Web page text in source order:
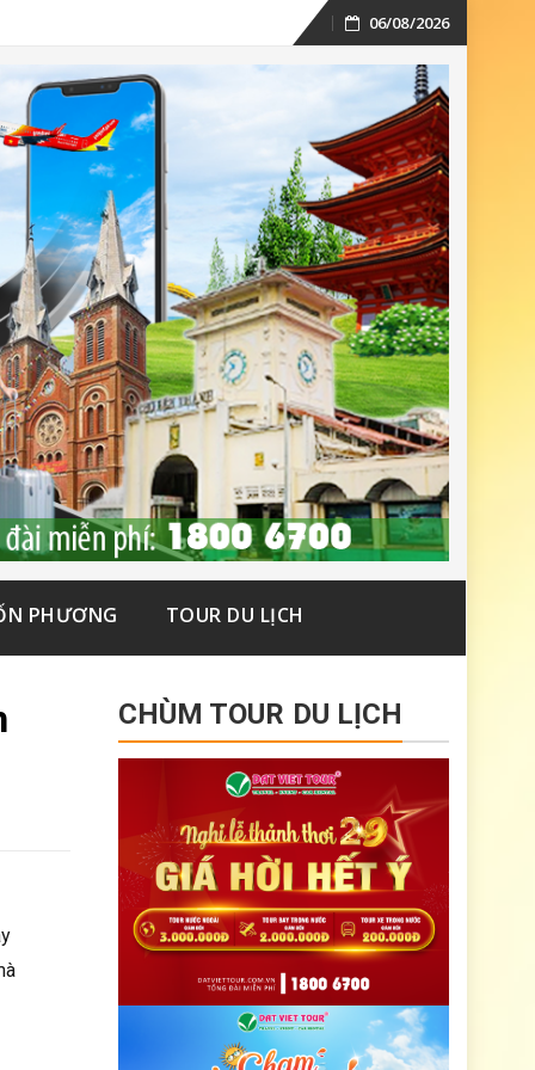
Skip
content
06/08/2026
PHƯƠNG TOUR DU LỊCH
CHÙM TOUR DU LỊCH